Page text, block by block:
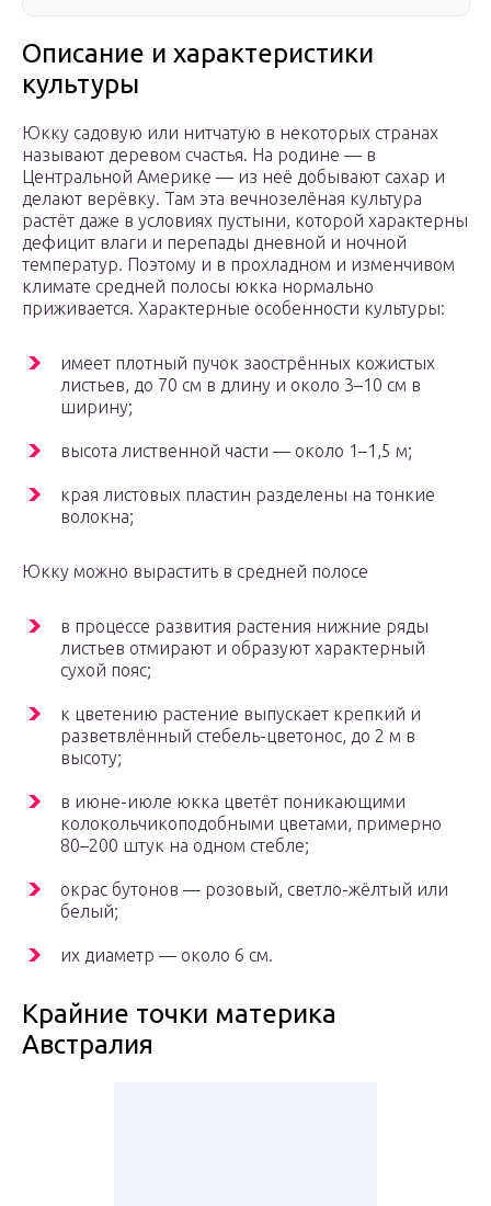
Описание и характеристики
культуры
Юкку садовую или нитчатую в некоторых странах
называют деревом счастья. На родине — в
Центральной Америке — из неё добывают сахар и
делают верёвку. Там эта вечнозелёная культура
растёт даже в условиях пустыни, которой характерны
дефицит влаги и перепады дневной и ночной
температур. Поэтому и в прохладном и изменчивом
климате средней полосы юкка нормально
приживается. Характерные особенности культуры:
имеет плотный пучок заострённых кожистых
листьев, до 70 см в длину и около 3–10 см в
ширину;
высота лиственной части — около 1–1,5 м;
края листовых пластин разделены на тонкие
волокна;
Юкку можно вырастить в средней полосе
в процессе развития растения нижние ряды
листьев отмирают и образуют характерный
сухой пояс;
к цветению растение выпускает крепкий и
разветвлённый стебель-цветонос, до 2 м в
высоту;
в июне-июле юкка цветёт поникающими
колокольчикоподобными цветами, примерно
80–200 штук на одном стебле;
окрас бутонов — розовый, светло-жёлтый или
белый;
их диаметр — около 6 см.
Крайние точки материка
Австралия